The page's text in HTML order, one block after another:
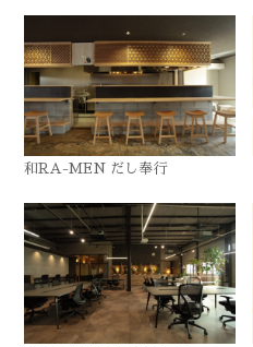
和RA-MEN だし奉行